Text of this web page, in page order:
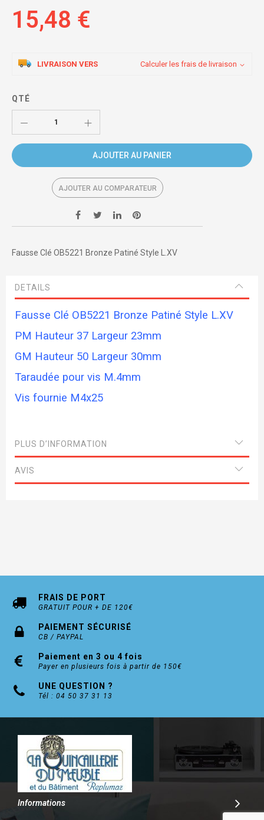
15,48 €
LIVRAISON VERS Calculer les frais de livraison
QTÉ
AJOUTER AU PANIER
AJOUTER AU COMPARATEUR
Fausse Clé OB5221 Bronze Patiné Style L.XV
DETAILS
Fausse Clé OB5221 Bronze Patiné Style L.XV
PM Hauteur 37 Largeur 23mm
GM Hauteur 50 Largeur 30mm
Taraudée pour vis M.4mm
Vis fournie M4x25
PLUS D’INFORMATION
AVIS
FRAIS DE PORT
GRATUIT POUR + DE 120€
PAIEMENT SÉCURISÉ
CB / PAYPAL
Paiement en 3 ou 4 fois
Payer en plusieurs fois à partir de 150€
UNE QUESTION ?
Tél : 04 50 37 31 13
Informations